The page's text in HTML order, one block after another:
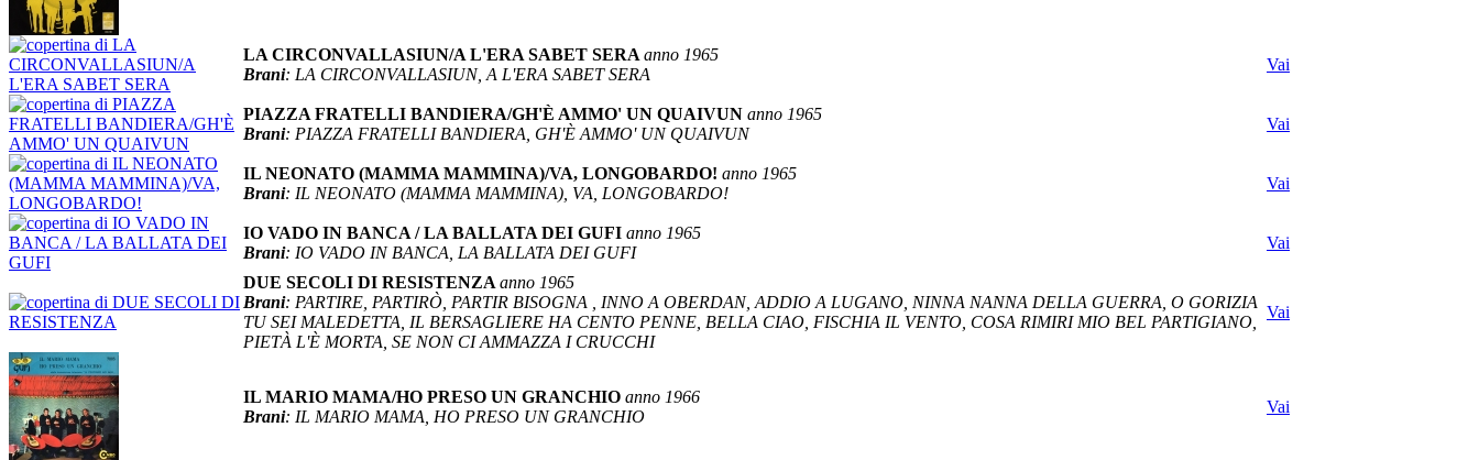
LA CIRCONVALLASIUN/A L'ERA SABET SERA anno 1965
Brani: LA CIRCONVALLASIUN, A L'ERA SABET SERA
Vai
PIAZZA FRATELLI BANDIERA/GH'È AMMO' UN QUAIVUN anno 1965
Brani: PIAZZA FRATELLI BANDIERA, GH'È AMMO' UN QUAIVUN
Vai
IL NEONATO (MAMMA MAMMINA)/VA, LONGOBARDO! anno 1965
Brani: IL NEONATO (MAMMA MAMMINA), VA, LONGOBARDO!
Vai
IO VADO IN BANCA / LA BALLATA DEI GUFI anno 1965
Brani: IO VADO IN BANCA, LA BALLATA DEI GUFI
Vai
DUE SECOLI DI RESISTENZA anno 1965
Brani: PARTIRE, PARTIRÒ, PARTIR BISOGNA , INNO A OBERDAN, ADDIO A LUGANO, NINNA NANNA DELLA GUERRA, O GORIZIA
TU SEI MALEDETTA, IL BERSAGLIERE HA CENTO PENNE, BELLA CIAO, FISCHIA IL VENTO, COSA RIMIRI MIO BEL PARTIGIANO,
PIETÀ L'È MORTA, SE NON CI AMMAZZA I CRUCCHI
Vai
IL MARIO MAMA/HO PRESO UN GRANCHIO anno 1966
Brani: IL MARIO MAMA, HO PRESO UN GRANCHIO
Vai